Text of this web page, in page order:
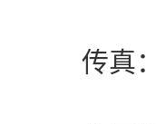
传真：